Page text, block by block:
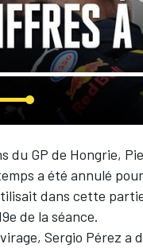
du GP de Hongrie,
a été annulé
dans cette
de la séance.
Sergio Pérez a